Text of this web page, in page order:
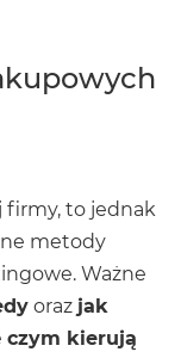
firmy, to jednak
metody
Ważne
oraz jak
czym kierują